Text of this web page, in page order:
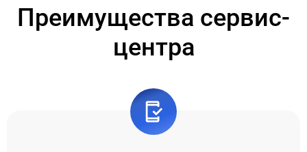
Преимущества сервис-
центра